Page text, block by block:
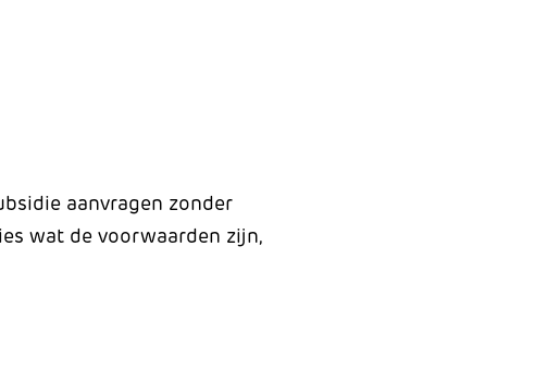
aanvragen zonder
wat de voorwaarden zijn,